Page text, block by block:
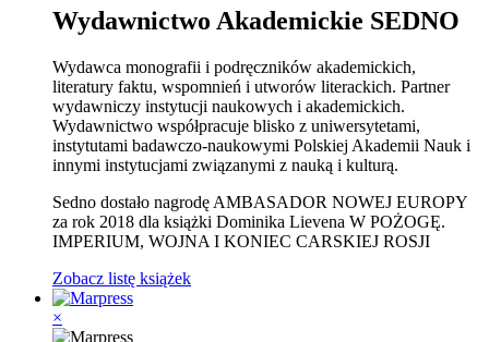
Wydawnictwo Akademickie SEDNO
Wydawca monografii i podręczników akademickich,
literatury faktu, wspomnień i utworów literackich. Partner
wydawniczy instytucji naukowych i akademickich.
Wydawnictwo współpracuje blisko z uniwersytetami,
instytutami badawczo-naukowymi Polskiej Akademii Nauk i
innymi instytucjami związanymi z nauką i kulturą.
Sedno dostało nagrodę AMBASADOR NOWEJ EUROPY
za rok 2018 dla książki Dominika Lievena W POŻOGĘ.
IMPERIUM, WOJNA I KONIEC CARSKIEJ ROSJI
Zobacz listę książek
×